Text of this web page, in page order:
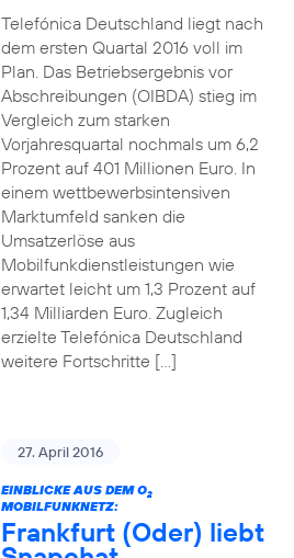
Telefónica Deutschland liegt nach
dem ersten Quartal 2016 voll im
Plan. Das Betriebsergebnis vor
Abschreibungen (OIBDA) stieg im
Vergleich zum starken
Vorjahresquartal nochmals um 6,2
Prozent auf 401 Millionen Euro. In
einem wettbewerbsintensiven
Marktumfeld sanken die
Umsatzerlöse aus
Mobilfunkdienstleistungen wie
erwartet leicht um 1,3 Prozent auf
1,34 Milliarden Euro. Zugleich
erzielte Telefónica Deutschland
weitere Fortschritte […]
27. April 2016
EINBLICKE AUS DEM O2
MOBILFUNKNETZ:
Frankfurt (Oder) liebt